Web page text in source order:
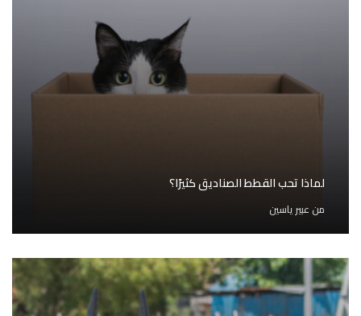
لماذا تحب القطط الصناديق كثيرًا؟
من عبير ياسين